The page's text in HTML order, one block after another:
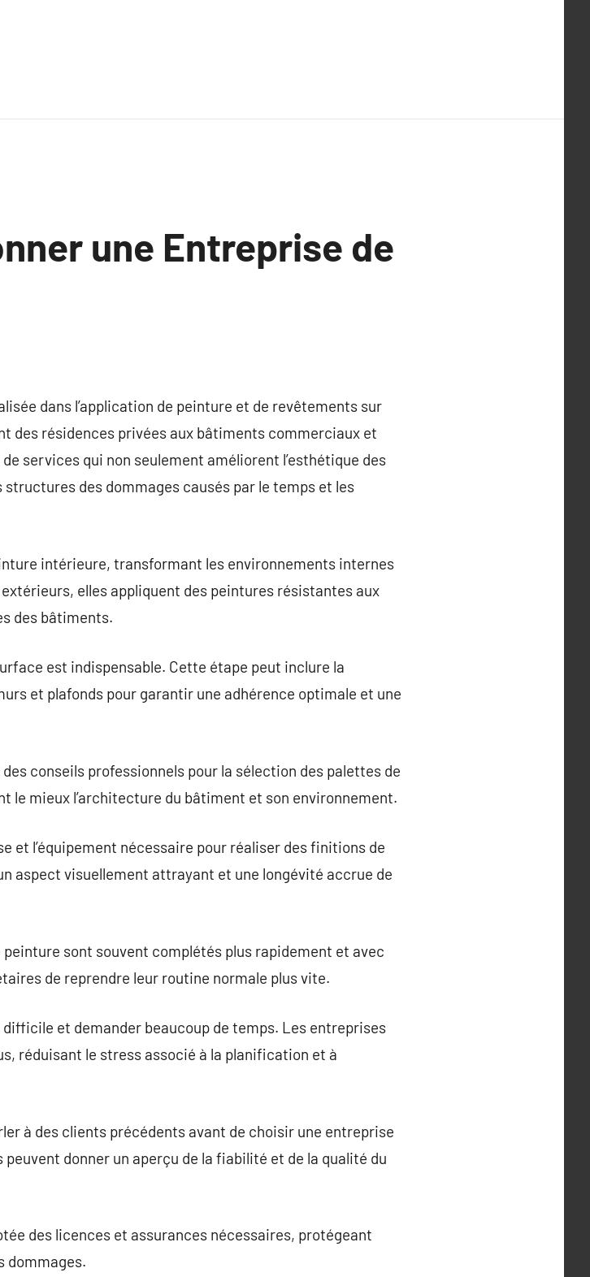
une Entreprise de
dans l’application de peinture et de revêtements sur
des résidences privées aux bâtiments commerciaux et
services qui non seulement améliorent l’esthétique des
des dommages causés par le temps et les
intérieure, transformant les environnements internes
elles appliquent des peintures résistantes aux
des bâtiments.
est indispensable. Cette étape peut inclure la
et plafonds pour garantir une adhérence optimale et une
conseils professionnels pour la sélection des palettes de
le mieux l’architecture du bâtiment et son environnement.
et l’équipement nécessaire pour réaliser des finitions de
aspect visuellement attrayant et une longévité accrue de
sont souvent complétés plus rapidement et avec
de reprendre leur routine normale plus vite.
et demander beaucoup de temps. Les entreprises
réduisant le stress associé à la planification et à
à des clients précédents avant de choisir une entreprise
donner un aperçu de la fiabilité et de la qualité du
des licences et assurances nécessaires, protégeant
dommages.